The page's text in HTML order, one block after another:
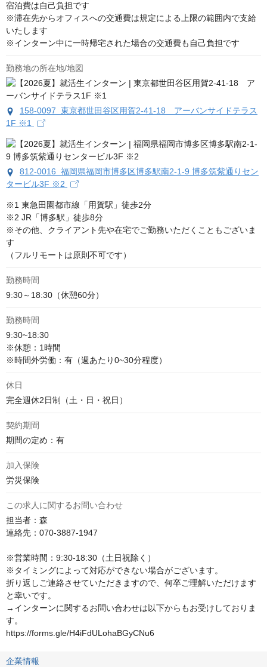
宿泊費は自己負担です
※滞在先からオフィスへの交通費は規定による上限の範囲内で支給
いたします
※インターン中に一時帰宅された場合の交通費も自己負担です
勤務地の所在地/地図
158-0097 東京都世田谷区用賀2-41-18 アーバンサイドテラス
1F ※1
812-0016 福岡県福岡市博多区博多駅南2-1-9 博多筑紫通りセン
タービル3F ※2
※1 東急田園都市線「用賀駅」徒歩2分
※2 JR「博多駅」徒歩8分
※その他、クライアント先や在宅でご勤務いただくこともございま
す
（フルリモートは原則不可です）
勤務時間
9:30～18:30（休憩60分）
勤務時間
9:30~18:30
※休憩：1時間
※時間外労働：有（週あたり0~30分程度）
休日
完全週休2日制（土・日・祝日）
契約期間
期間の定め：有
加入保険
労災保険
この求人に関するお問い合わせ
担当者：森
連絡先：070-3887-1947
※営業時間：9:30-18:30（土日祝除く）
※タイミングによって対応ができない場合がございます。
折り返しご連絡させていただきますので、何卒ご理解いただけます
と幸いです。
→インターンに関するお問い合わせは以下からもお受けしておりま
す。
https://forms.gle/H4iFdULohaBGyCNu6
企業情報